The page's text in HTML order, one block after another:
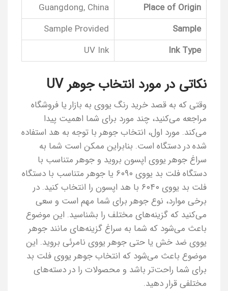
Place of Origin
Guangdong, China
Sample
Sample Provided
Ink Type
UV Ink
نکاتی در مورد انتخاب جوهر UV
وقتی که به قصد خرید رنگ یووی به بازار یا فروشگاه
مراجعه می‌کنید، چند مورد برای شما اهمیت پیدا
می‌کند. مورد اول، انتخاب جوهر با توجه به هد استفاده
شده در دستگاه است. بنابراین ممکن است شما به
سراغ جوهر یووی اپسون بروید و جوهر متناسب با
دستگاه فلت بد یووی ۶۰۹۰ یا جوهر متناسب با دستگاه
فلت بد یووی ۶۰۴۰ با هد اپسون را انتخاب کنید. در
برخی موارد، نوع جوهر برای شما مهم است و سعی
می‌کنید که گزینه‌های مختلف را بشناسید. این موضوع
باعث می‌شود که شما به سراغ گزینه‌های مانند جوهر
یووی ضد خش یا حتی جوهر یووی نامرئی بروید. این
موضوع باعث می‌شود که انتخاب جوهر یووی فلت بد
برای شما راحت‌تر باشد و محصولات را در دسته‌های
مختلفی قرار دهید.